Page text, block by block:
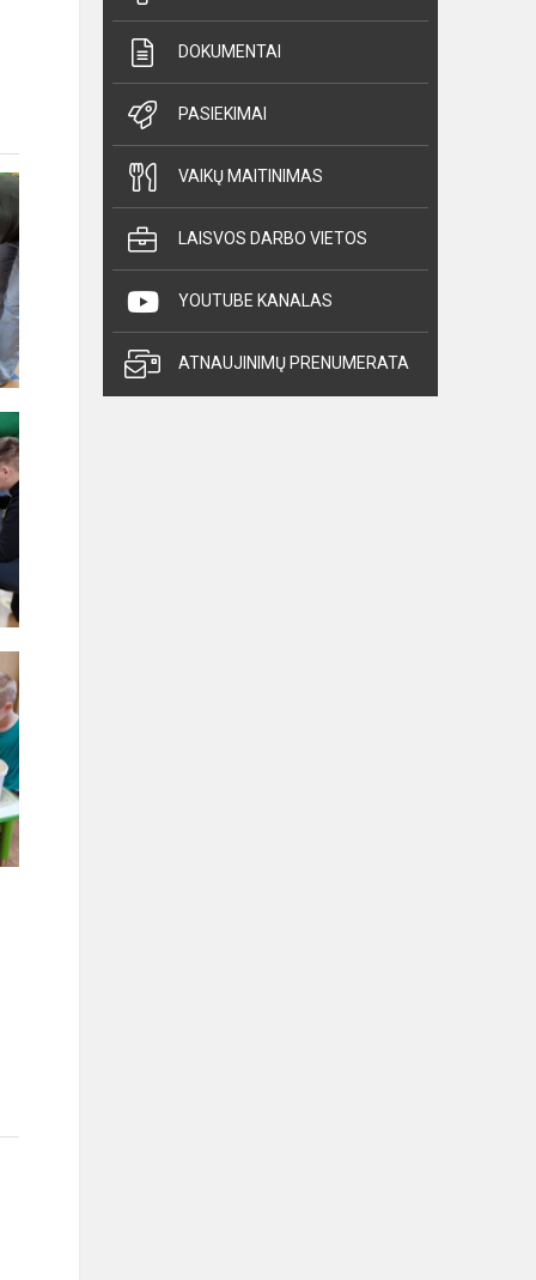
DOKUMENTAI
PASIEKIMAI
VAIKŲ MAITINIMAS
LAISVOS DARBO VIETOS
YOUTUBE KANALAS
ATNAUJINIMŲ PRENUMERATA